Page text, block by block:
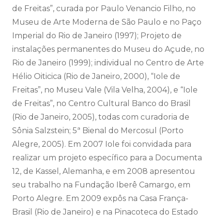
de Freitas”, curada por Paulo Venancio Filho, no
Museu de Arte Moderna de São Paulo e no Paço
Imperial do Rio de Janeiro (1997); Projeto de
instalações permanentes do Museu do Açude, no
Rio de Janeiro (1999); individual no Centro de Arte
Hélio Oiticica (Rio de Janeiro, 2000), “Iole de
Freitas”, no Museu Vale (Vila Velha, 2004), e “Iole
de Freitas”, no Centro Cultural Banco do Brasil
(Rio de Janeiro, 2005), todas com curadoria de
Sônia Salzstein; 5ª Bienal do Mercosul (Porto
Alegre, 2005). Em 2007 Iole foi convidada para
realizar um projeto específico para a Documenta
12, de Kassel, Alemanha, e em 2008 apresentou
seu trabalho na Fundação Iberê Camargo, em
Porto Alegre. Em 2009 expôs na Casa França-
Brasil (Rio de Janeiro) e na Pinacoteca do Estado